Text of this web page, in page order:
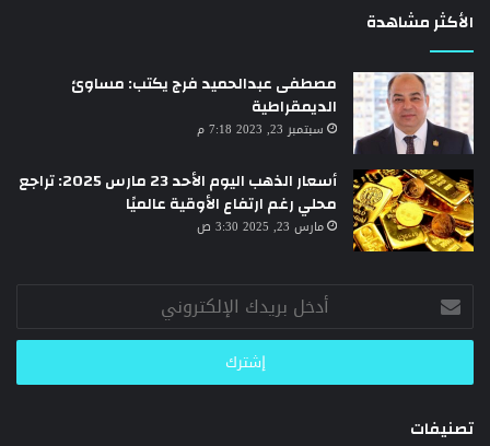
الأكثر مشاهدة
مصطفى عبدالحميد فرج يكتب: مساوئ
الديمقراطية
سبتمبر 23, 2023 7:18 م
أسعار الذهب اليوم الأحد 23 مارس 2025: تراجع
محلي رغم ارتفاع الأوقية عالميًا
مارس 23, 2025 3:30 ص
أدخل
بريدك
الإلكتروني
تصنيفات